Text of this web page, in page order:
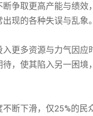
争取更高产能与绩
现的各种失误与乱象。
更多资源与力气因
，使其陷入另一困
断下滑，仅25%的民